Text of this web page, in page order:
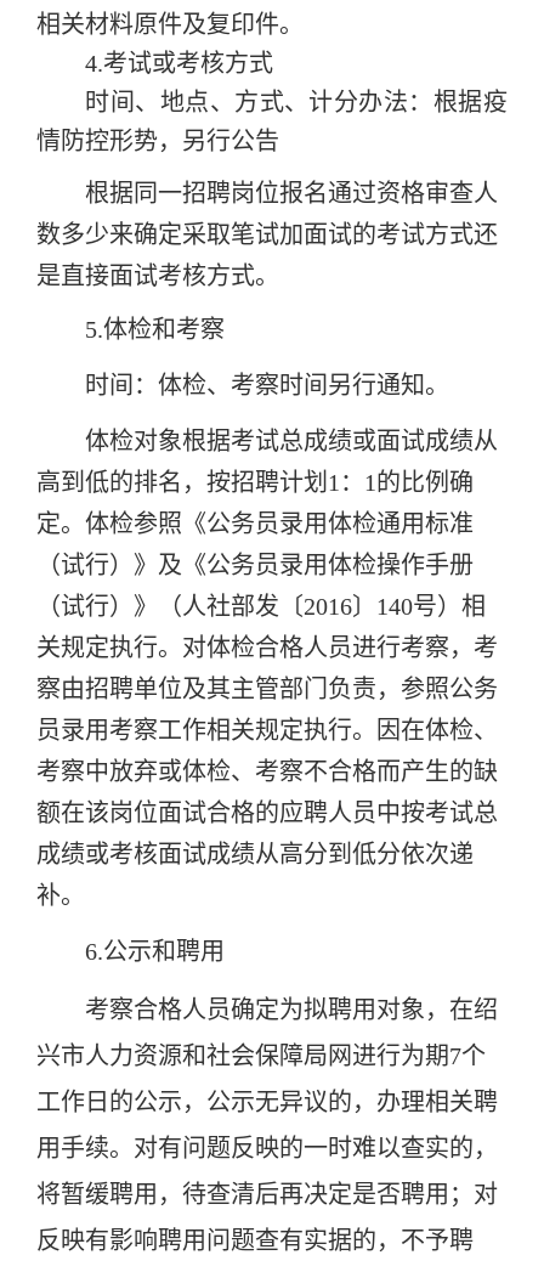
相关材料原件及复印件。
4.考试或考核方式
时间、地点、方式、计分办法：根据疫
情防控形势，另行公告
根据同一招聘岗位报名通过资格审查人
数多少来确定采取笔试加面试的考试方式还
是直接面试考核方式。
5.体检和考察
时间：体检、考察时间另行通知。
体检对象根据考试总成绩或面试成绩从
高到低的排名，按招聘计划1：1的比例确
定。体检参照《公务员录用体检通用标准
（试行）》及《公务员录用体检操作手册
（试行）》（人社部发〔2016〕140号）相
关规定执行。 对体检合格人员进行考察，考
察由招聘单位及其主管部门负责，参照公务
员录用考察工作相关规定执行。因在体检、
考察中放弃或体检、考察不合格而产生的缺
额在该岗位面试合格的应聘人员中按考试总
成绩或考核面试成绩从高分到低分依次递
补。
6.公示和聘用
考察合格人员确定为拟聘用对象，在绍
兴市人力资源和社会保障局网进行为期7个
工作日的公示，公示无异议的，办理相关聘
用手续。对有问题反映的一时难以查实的，
将暂缓聘用，待查清后再决定是否聘用；对
反映有影响聘用问题查有实据的，不予聘